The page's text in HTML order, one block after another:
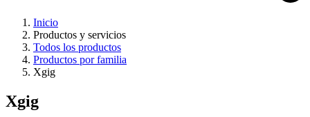
Inicio
Productos y servicios
Todos los productos
Productos por familia
Xgig
Xgig